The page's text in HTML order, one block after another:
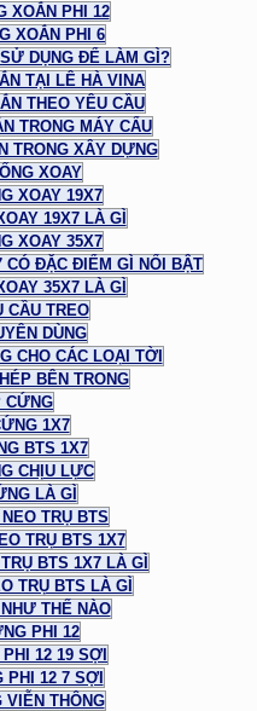
XOẮN PHI 12
XOẮN PHI 6
DỤNG ĐỂ LÀM GÌ?
TẠI LÊ HÀ VINA
THEO YÊU CẦU
TRONG MÁY CẨU
TRONG XÂY DỰNG
XOAY
XOAY 19X7
19X7 LÀ GÌ
XOAY 35X7
CÓ ĐẶC ĐIỂM GÌ NỔI BẬT
35X7 LÀ GÌ
CẦU TREO
DÙNG
CHO CÁC LOẠI TỜI
BÊN TRONG
CỨNG
1X7
BTS 1X7
CHỊU LỰC
LÀ GÌ
TRỤ BTS
TRỤ BTS 1X7
BTS 1X7 LÀ GÌ
TRỤ BTS LÀ GÌ
THẾ NÀO
PHI 12
12 19 SỢI
PHI 12 7 SỢI
VIỄN THÔNG